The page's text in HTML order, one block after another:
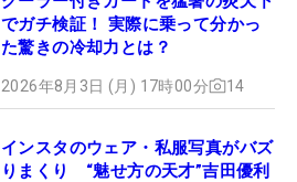
でガチ検証！ 実際に乗って分かっ
た驚きの冷却力とは？
2026年8月3日 (月) 17時00分 14
インスタのウェア・私服写真がバズ
りまくり “魅せ方の天才”吉田優利